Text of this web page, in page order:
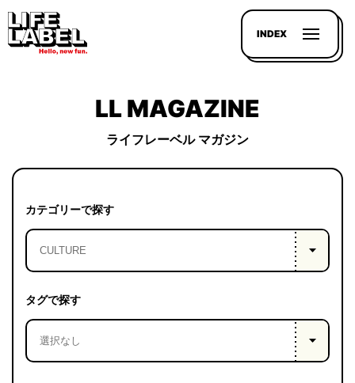
INDEX
UP
PROJECT
LL MAGAZINE
ライフレーベル マガジン
カテゴリーで探す
タグで探す